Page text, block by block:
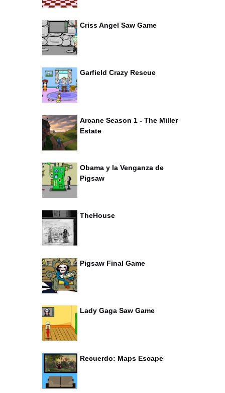
Criss Angel Saw Game
Garfield Crazy Rescue
Arcane Season 1 - The Miller
Estate
Obama y la Venganza de
Pigsaw
TheHouse
Pigsaw Final Game
Lady Gaga Saw Game
Recuerdo: Maps Escape